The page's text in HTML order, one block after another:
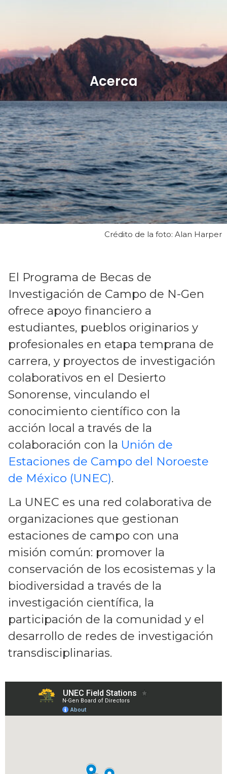
Acerca
Crédito de la foto: Alan Harper
El Programa de Becas de
Investigación de Campo de N-Gen
ofrece apoyo financiero a
estudiantes, pueblos originarios y
profesionales en etapa temprana de
carrera, y proyectos de investigación
colaborativos en el Desierto
Sonorense, vinculando el
conocimiento científico con la
acción local a través de la
colaboración con la Unión de
Estaciones de Campo del Noroeste
de México (UNEC).
La UNEC es una red colaborativa de
organizaciones que gestionan
estaciones de campo con una
misión común: promover la
conservación de los ecosistemas y la
biodiversidad a través de la
investigación científica, la
participación de la comunidad y el
desarrollo de redes de investigación
transdisciplinarias.